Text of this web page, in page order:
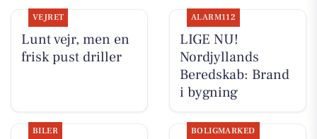
VEJRET
Lunt vejr, men en
frisk pust driller
ALARM112
LIGE NU!
Nordjyllands
Beredskab: Brand
i bygning
BILER BOLIGMARKED